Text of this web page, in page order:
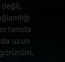
uzun